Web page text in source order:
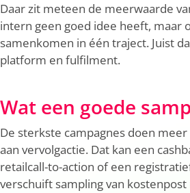
Daar zit meteen de meerwaarde
intern geen goed idee heeft, maar
samenkomen in één traject. Juist
platform en fulfilment.
Wat een goede
De sterkste campagnes doen
aan vervolgactie. Dat kan een
retailcall-to-action of een
verschuift sampling van